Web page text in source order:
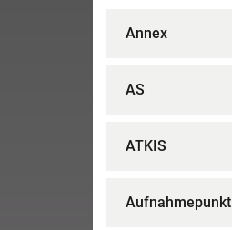
Annex
AS
ATKIS
Aufnahmepunkt